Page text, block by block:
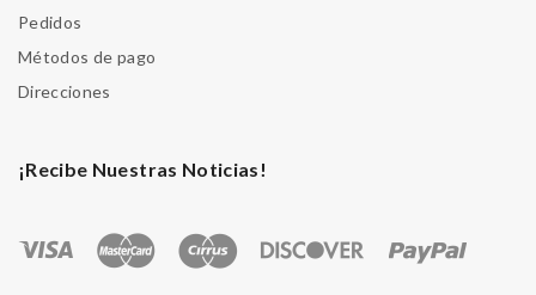
Pedidos
Métodos de pago
Direcciones
¡Recibe Nuestras Noticias!